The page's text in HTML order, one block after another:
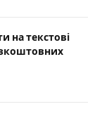
на текстові